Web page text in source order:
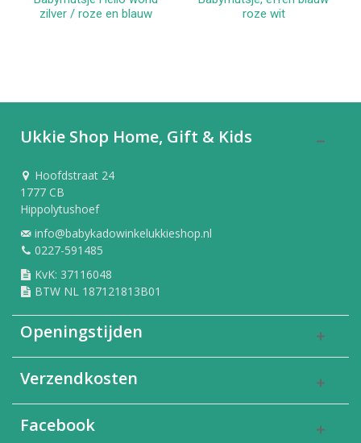
zilver / roze en blauw
roze wit
Ukkie Shop Home, Gift & Kids
Hoofdstraat 24
1777 CB
Hippolytushoef
info@babykadowinkelukkieshop.nl
0227-591485
KvK: 37116048
BTW NL 187121813B01
Openingstijden
Verzendkosten
Facebook